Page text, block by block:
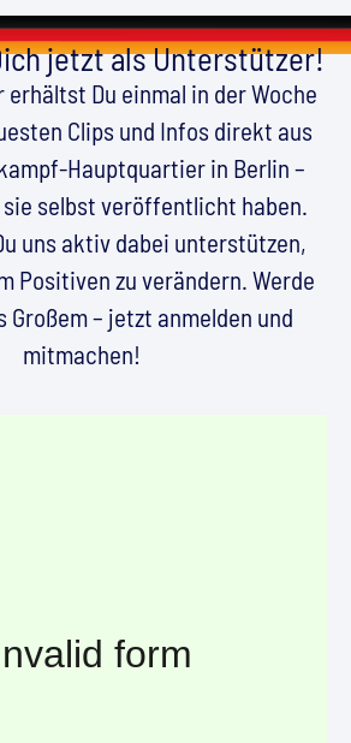
jetzt als Unterstützer!
Du einmal in der Woche
Clips und Infos direkt aus
Hauptquartier in Berlin –
selbst veröffentlicht haben.
uns aktiv dabei unterstützen,
Positiven zu verändern. Werde
Großem – jetzt anmelden und
mitmachen!